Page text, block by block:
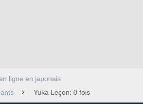
ligne en japonais
Yuka Leçon: 0 fois